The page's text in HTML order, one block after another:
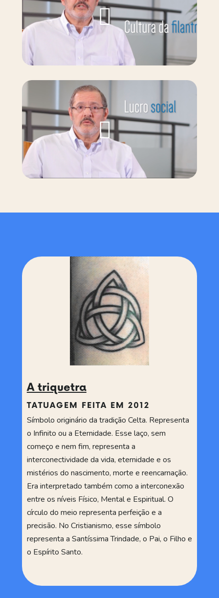
A triquetra
TATUAGEM FEITA EM 2012
Símbolo originário da tradição Celta. Representa
o Infinito ou a Eternidade. Esse laço, sem
começo e nem fim, representa a
interconectividade da vida, eternidade e os
mistérios do nascimento, morte e reencarnação.
Era interpretado também como a interconexão
entre os níveis Físico, Mental e Espiritual. O
círculo do meio representa perfeição e a
precisão. No Cristianismo, esse símbolo
representa a Santíssima Trindade, o Pai, o Filho e
o Espírito Santo.